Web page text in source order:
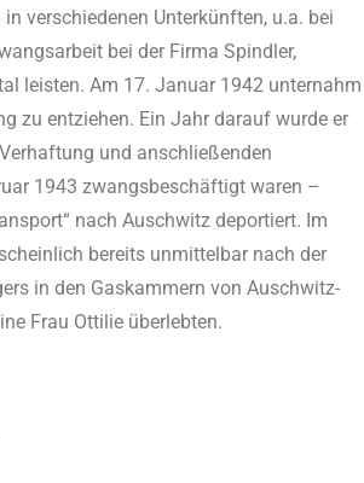
verschiedenen Unterkünften, u.a. bei
bei der Firma Spindler,
leisten. Am 17. Januar 1942 unternahm
zu entziehen. Ein Jahr darauf wurde er
und anschließenden
1943 zwangsbeschäftigt waren –
nach Auschwitz deportiert. Im
bereits unmittelbar nach der
in den Gaskammern von Auschwitz-
Frau Ottilie überlebten.